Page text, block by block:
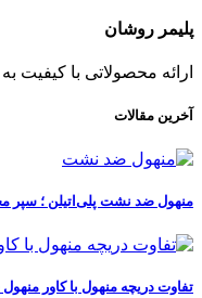
پلیمر روشان
ارائه محصولاتی با کیفیت
آخرین مقالات
منهول ضد نشت پلی‌اتیلن ؛ سپر
تفاوت دریچه منهول با کاور